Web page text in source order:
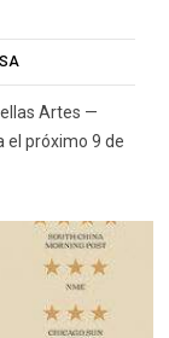
Artes —
el próximo 9 de